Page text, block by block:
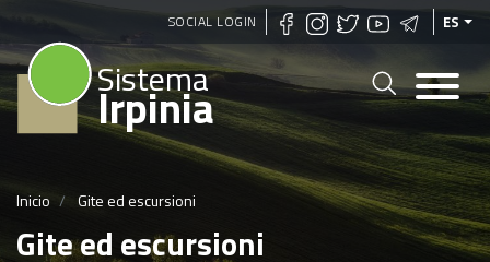
Pasar
al
contenido
principal
SOCIAL LOGIN ES
Sistema
Irpinia
Inicio Gite ed escursioni
Gite ed escursioni